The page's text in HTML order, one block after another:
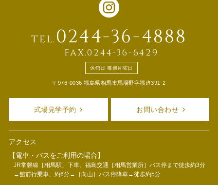
TEL. 0244-36-4888
FAX.0244-36-6429
休館日 毎週月曜日
〒976-0036 福島県相馬市馬場野字福迫391-2
式場見学予約 お問い合わせ
アクセス
【電車・バスをご利用の場合】
JR常磐線［相馬駅」下車、福島交通［相馬営業所］バス停まで徒歩約3分
→館前行乗車、約6分→［向山］バス停降車→徒歩約5分